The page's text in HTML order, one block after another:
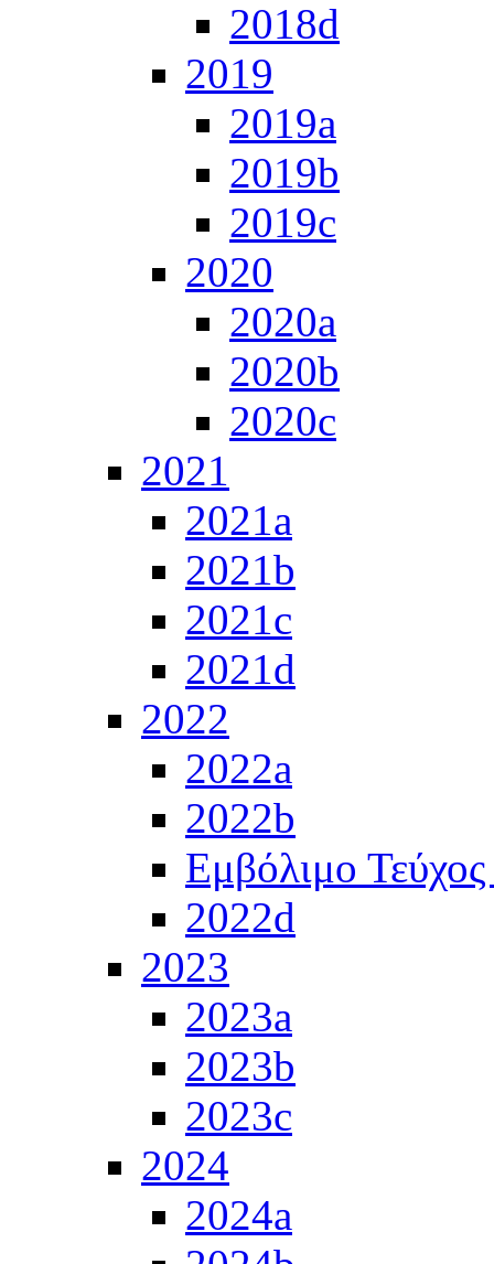
2018d
2019
2019a
2019b
2019c
2020
2020a
2020b
2020c
2021
2021a
2021b
2021c
2021d
2022
2022a
2022b
Εμβόλιμο
2022d
2023
2023a
2023b
2023c
2024
2024a